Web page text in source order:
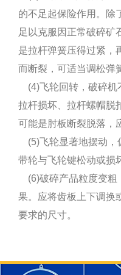
的不足起保险作用。除
足以克服因正常破碎矿
是拉杆弹簧压得过紧，
而断裂，可适当调松弹
(4)飞轮回转，破碎机
拉杆损坏、拉杆螺帽脱
可能是肘板断裂脱落，
(5)飞轮显著地摆动，
带轮与飞轮键松动或损
(6)破碎产品粒度变粗
果。应将齿板上下调换
要求的尺寸。